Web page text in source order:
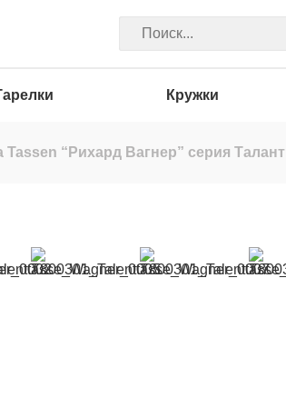
Кружки
Tassen “Рихард Вагнер” серия Талант